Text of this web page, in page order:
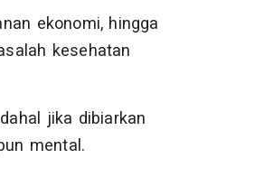
ekonomi, hingga
kesehatan
jika dibiarkan
mental.